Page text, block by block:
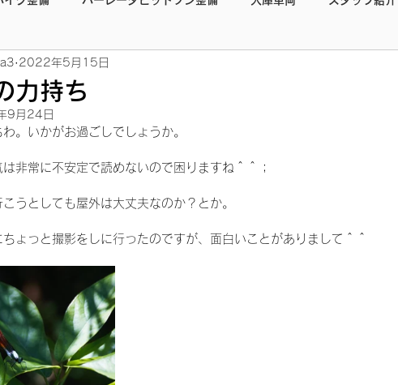
常 スタッフの休日
力持ち
2022年5月15日
9月24日
。いかがお過ごしでしょうか。
非常に不安定で読めないので困りますね＾＾；
うとしても屋外は大丈夫なのか？とか。
ょっと撮影をしに行ったのですが、面白いことがありまして＾＾